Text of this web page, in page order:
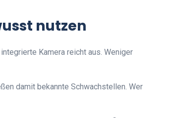
nutzen
Kamera reicht aus. Weniger
damit bekannte Schwachstellen. Wer